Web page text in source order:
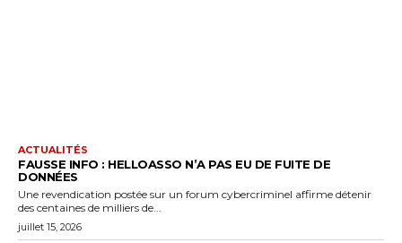
ACTUALITÉS
FAUSSE INFO : HELLOASSO N’A PAS EU DE FUITE DE
DONNÉES
Une revendication postée sur un forum cybercriminel affirme détenir
des centaines de milliers de...
juillet 15, 2026